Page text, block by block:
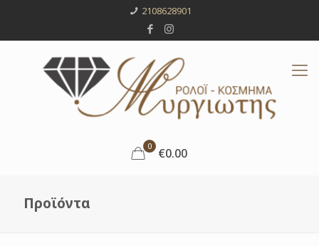
2108628901
0 €0.00
Προϊόντα